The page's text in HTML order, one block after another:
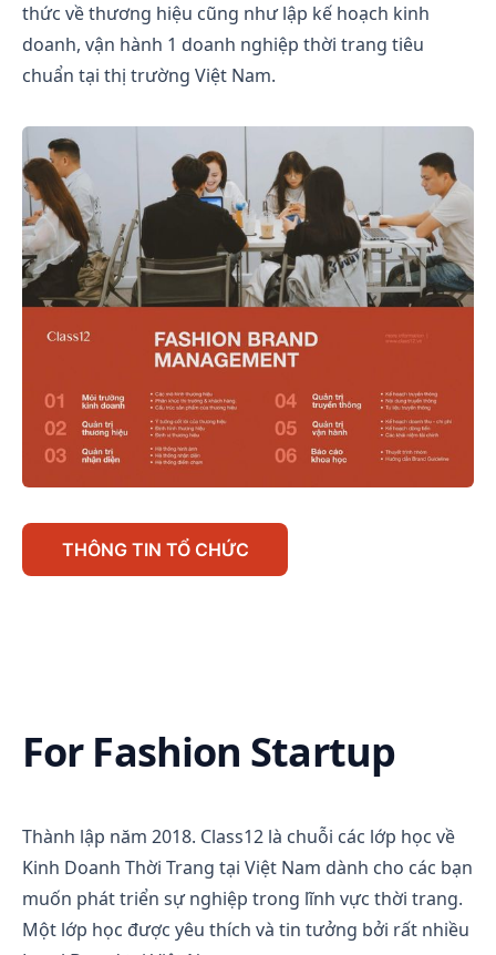
thức về thương hiệu cũng như lập kế hoạch kinh
doanh, vận hành 1 doanh nghiệp thời trang tiêu
chuẩn tại thị trường Việt Nam.
THÔNG TIN TỔ CHỨC
For Fashion Startup
Thành lập năm 2018. Class12 là chuỗi các lớp học về
Kinh Doanh Thời Trang tại Việt Nam dành cho các bạn
muốn phát triển sự nghiệp trong lĩnh vực thời trang.
Một lớp học được yêu thích và tin tưởng bởi rất nhiều